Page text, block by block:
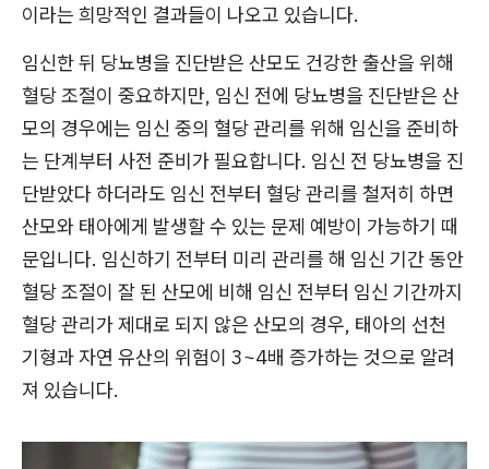
이라는 희망적인 결과들이 나오고 있습니다.
임신한 뒤 당뇨병을 진단받은 산모도 건강한 출산을 위해
혈당 조절이 중요하지만, 임신 전에 당뇨병을 진단받은 산
모의 경우에는 임신 중의 혈당 관리를 위해 임신을 준비하
는 단계부터 사전 준비가 필요합니다. 임신 전 당뇨병을 진
단받았다 하더라도 임신 전부터 혈당 관리를 철저히 하면
산모와 태아에게 발생할 수 있는 문제 예방이 가능하기 때
문입니다. 임신하기 전부터 미리 관리를 해 임신 기간 동안
혈당 조절이 잘 된 산모에 비해 임신 전부터 임신 기간까지
혈당 관리가 제대로 되지 않은 산모의 경우, 태아의 선천
기형과 자연 유산의 위험이 3~4배 증가하는 것으로 알려
져 있습니다.